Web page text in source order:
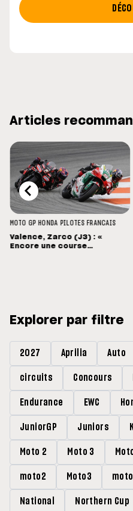
Articles
MOTO GP HONDA PILOTES FRANCAIS
Valence, Zarco (J3) : «
Encore une course
Explorer par filtre
2027 Aprilia Auto
circuits Concours
Endurance EWC
JuniorGP Juniors
Moto 2 Moto 3
moto2 Moto3
National Northern Cup